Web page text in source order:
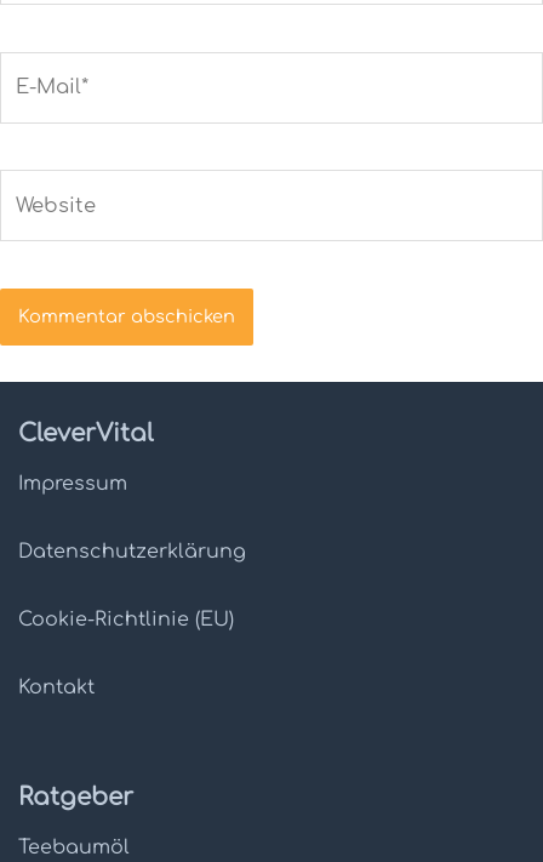
CleverVital
Impressum
Datenschutz­erklärung
Cookie-Richtlinie (EU)
Kontakt
Ratgeber
Teebaumöl